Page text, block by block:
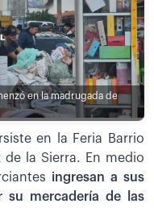
en la madrugada de
en la Feria Barrio
la Sierra. En medio
ingresan a sus
su mercadería de las